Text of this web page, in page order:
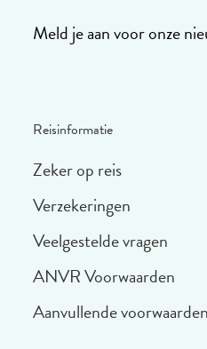
Meld je aan voor onze
Reisinformatie
Zeker op reis
Verzekeringen
Veelgestelde vragen
ANVR Voorwaarden
Aanvullende voorwaarden